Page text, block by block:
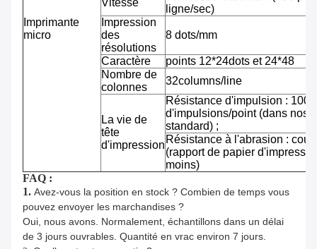
Imprimante
micro
Vitesse
ligne/sec)
Impression
des
résolutions
8 dots/mm
Caractère
points 12*24dots et 24*48
Nombre de
colonnes
32columns/line
La vie de
tête
d'impression
Résistance d'impulsion : 100
d'impulsions/point (dans nos
standard) ;
Résistance à l'abrasion :
(rapport de papier
moins)
FAQ :
1. Avez-vous la position en stock ? Combien de temps vous
pouvez envoyer les marchandises ?
Oui, nous avons. Normalement, échantillons dans un délai
de 3 jours ouvrables. Quantité en vrac environ 7 jours.